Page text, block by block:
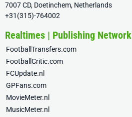
7007 CD, Doetinchem, Netherlands
+31(315)-764002
Realtimes | Publishing Network
FootballTransfers.com
FootballCritic.com
FCUpdate.nl
GPFans.com
MovieMeter.nl
MusicMeter.nl